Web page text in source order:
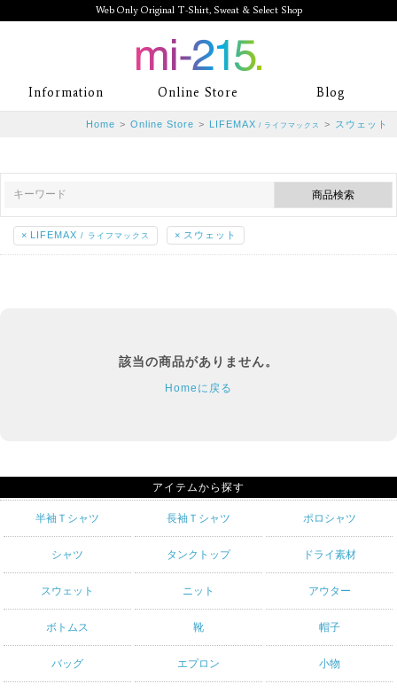
Web Only Original T-Shirt, Sweat & Select Shop
mi-215. Web Only Original T-Shirt,
Sweat & Select Shop mi-215. Tシャ
ランド専門通販
Information Online Store Blog
Home > Online Store > LIFEMAX / ライフマックス > スウェット
× LIFEMAX / ライフマックス × スウェット
該当の商品がありません。
Homeに戻る
アイテムから探す
半袖Ｔシャツ 長袖Ｔシャツ ポロシャツ
シャツ タンクトップ ドライ素材
スウェット ニット アウター
ボトムス 靴 帽子
バッグ エプロン 小物